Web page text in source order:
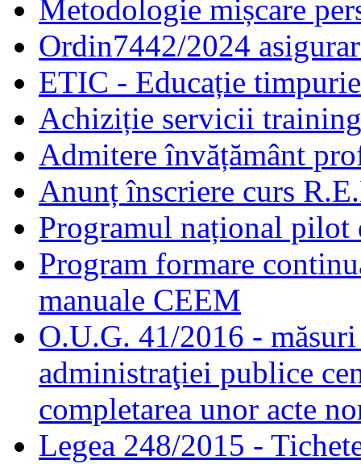
Metodologie mișcare
Ordin7442/2024
ETIC - Educație
Achiziție servicii
Admitere învățământ
Anunț înscriere curs
Programul național pilot
Program formare
manuale CEEM
O.U.G. 41/2016 -
administraţiei publice
completarea unor acte
Legea 248/2015 -